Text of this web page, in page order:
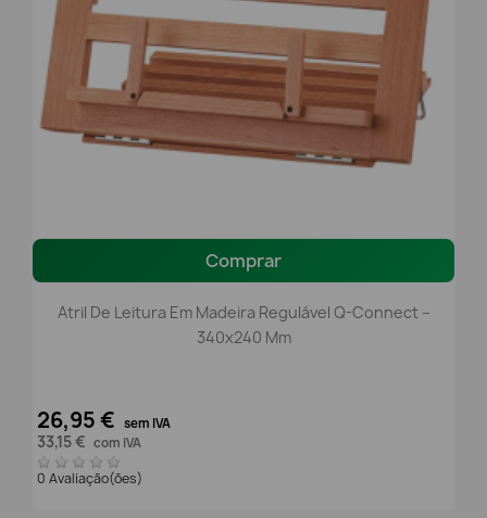
Comprar
Atril De Leitura Em Madeira Regulável Q-Connect –
340x240 Mm
26,95 € sem IVA
33,15 € com IVA
0 Avaliação(ões)